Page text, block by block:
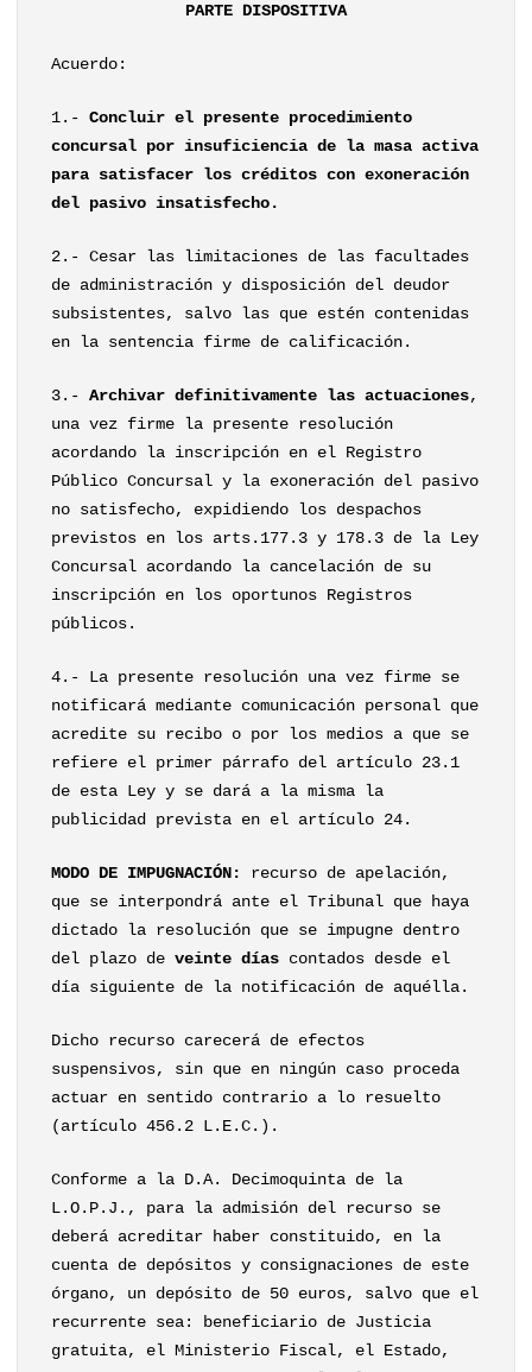
PARTE DISPOSITIVA
Acuerdo:
1.- Concluir el presente procedimiento
concursal por insuficiencia de la masa activa
para satisfacer los créditos con exoneración
del pasivo insatisfecho.
2.- Cesar las limitaciones de las facultades
de administración y disposición del deudor
subsistentes, salvo las que estén contenidas
en la sentencia firme de calificación.
3.- Archivar definitivamente las actuaciones,
una vez firme la presente resolución
acordando la inscripción en el Registro
Público Concursal y la exoneración del pasivo
no satisfecho, expidiendo los despachos
previstos en los arts.177.3 y 178.3 de la Ley
Concursal acordando la cancelación de su
inscripción en los oportunos Registros
públicos.
4.- La presente resolución una vez firme se
notificará mediante comunicación personal que
acredite su recibo o por los medios a que se
refiere el primer párrafo del artículo 23.1
de esta Ley y se dará a la misma la
publicidad prevista en el artículo 24.
MODO DE IMPUGNACIÓN:
recurso de apelación,
que se interpondrá ante el Tribunal que haya
dictado la resolución que se impugne dentro
del plazo de veinte días contados desde el
día siguiente de la notificación de aquélla.
Dicho recurso carecerá de efectos
suspensivos, sin que en ningún caso proceda
actuar en sentido contrario a lo resuelto
(artículo 456.2 L.E.C.).
Conforme a la D.A. Decimoquinta de la
L.O.P.J., para la admisión del recurso se
deberá acreditar haber constituido, en la
cuenta de depósitos y consignaciones de este
órgano, un depósito de 50 euros, salvo que el
recurrente sea: beneficiario de Justicia
gratuita, el Ministerio Fiscal, el Estado,